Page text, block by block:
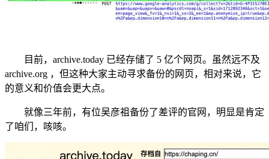
目前，archive.today 已经存储了 5 亿个网页。虽然远不及
archive.org ，但这种大家主动寻求备份的网页，相对来说，它
的意义和价值会更大点。
就像三年前，有位吴彦祖备份了差评的官网，明显是肯定
了咱们，咳咳。